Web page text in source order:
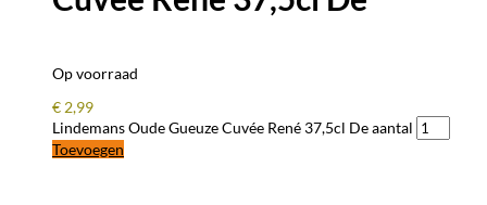
Op voorraad
€ 2,99
Lindemans Oude Gueuze Cuvée René 37,5cl De aantal
Toevoegen